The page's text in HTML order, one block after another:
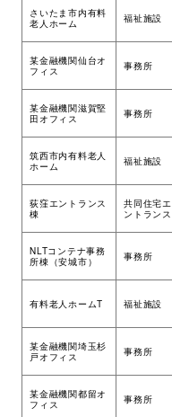
さいたま市内有料
老人ホーム
福祉施設
某金融機関仙台オ
フィス
事務所
某金融機関滋賀堅
田オフィス
事務所
筑西市内有料老人
ホーム
福祉施設
荻窪エントランス
棟
共同住宅エ
ントランス
NLTコンテナ事務
所棟（安城市）
事務所
有料老人ホームT 福祉施設
某金融機関埼玉杉
戸オフィス
事務所
某金融機関都留オ
フィス
事務所